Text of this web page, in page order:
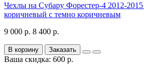
Чехлы на Субару Форестер-4 2012-
коричневый с темно коричневым
9 000 р. 8 400 р.
В корзину Заказать
Ваша скидка: 600 р.